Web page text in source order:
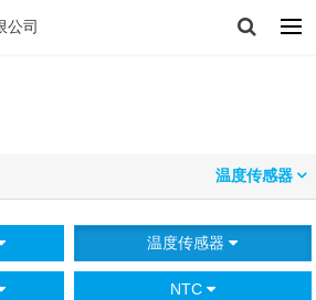
温度传感器
温度传感器
NTC